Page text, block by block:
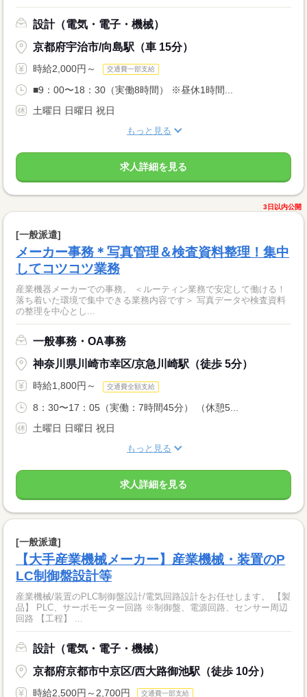
設計（電気・電子・機械）
京都府宇治市/向島駅（車 15分）
時給2,000円～ 交通費一部支給
■9：00〜18：30（実働8時間） ※昼休1時間...
土曜日 日曜日 祝日
もっと見る
求人詳細を見る
3日以内公開
[一般派遣]
メーカー事務＊写真管理＆検査資料整理！集中
してコツコツ業務
産業機器メーカーでの事務。 ＜ルーティン業務で安定して働ける！
落ち着いた環境で集中できる業務内容です＞ 写真データや検査資料
の整理を中心とし...
一般事務・OA事務
神奈川県川崎市幸区/京急川崎駅（徒歩 5分）
時給1,800円～ 交通費全額支給
8：30〜17：05（実働：7時間45分） （休憩5...
土曜日 日曜日 祝日
もっと見る
求人詳細を見る
[一般派遣]
【大手産業機械メーカー】産業機械・装置のP
LC制御盤設計等
産業機械/装置のPLC制御盤設計/電気回路設計をお任せします。 【製
品】 PLC、サーボモーター回路 ※制御盤、電源回路、センサー周辺
回路 【工程】 ...
設計（電気・電子・機械）
京都府京都市中京区/西大路御池駅（徒歩 10分）
時給2,500円～2,700円 交通費一部支給